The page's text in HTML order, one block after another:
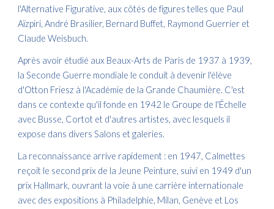
l'Alternative Figurative, aux côtés de figures telles que Paul
Aïzpiri, André Brasilier, Bernard Buffet, Raymond Guerrier et
Claude Weisbuch.
Après avoir étudié aux Beaux-Arts de Paris de 1937 à 1939,
la Seconde Guerre mondiale le conduit à devenir l'élève
d'Otton Friesz à l'Académie de la Grande Chaumière. C'est
dans ce contexte qu'il fonde en 1942 le Groupe de l'Échelle
avec Busse, Cortot et d'autres artistes, avec lesquels il
expose dans divers Salons et galeries.
La reconnaissance arrive rapidement : en 1947, Calmettes
reçoit le second prix de la Jeune Peinture, suivi en 1949 d'un
prix Hallmark, ouvrant la voie à une carrière internationale
avec des expositions à Philadelphie, Milan, Genève et Los